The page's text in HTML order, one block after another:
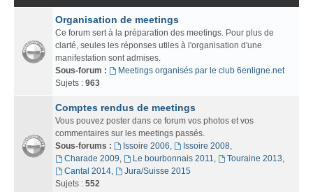
Organisation de meetings
Ce forum sert à la préparation des meetings. Pour plus de
clarté, seules les réponses utiles à l'organisation d'une
manifestation sont admises.
Sous-forum :
Meetings organisés par le club 6enligne.net
Sujets : 963
Comptes rendus de meetings
Vous pouvez poster dans ce forum vos photos et vos
commentaires sur les meetings passés.
Sous-forums :
Issoire 2006, Issoire 2008,
Charade 2009, Le bourbonnais 2011, Touraine 2013,
Cantal 2014,
Jura/Suisse 2015
Sujets : 552